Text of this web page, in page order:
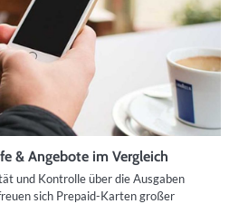
& Angebote im Vergleich
und Kontrolle über die Ausgaben
sich Prepaid-Karten großer